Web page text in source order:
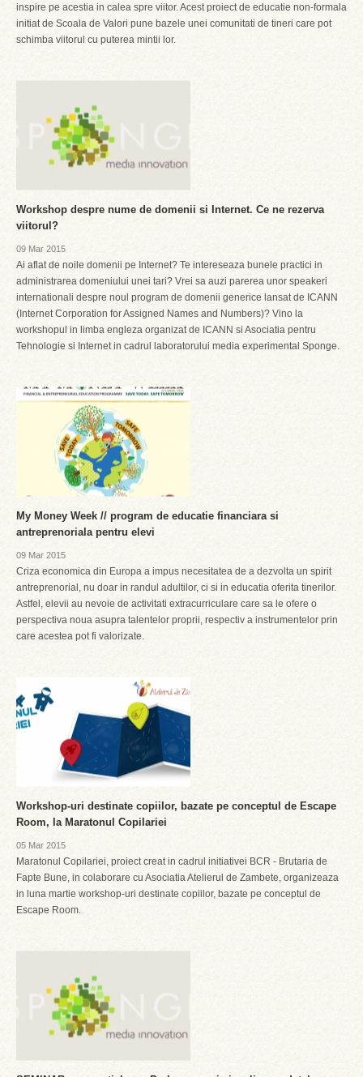
inspire pe acestia in calea spre viitor. Acest proiect de educatie non-formala
initiat de Scoala de Valori pune bazele unei comunitati de tineri care pot
schimba viitorul cu puterea mintii lor.
Workshop despre nume de domenii si Internet. Ce ne rezerva
viitorul?
09 Mar 2015
Ai aflat de noile domenii pe Internet? Te intereseaza bunele practici in
administrarea domeniului unei tari? Vrei sa auzi parerea unor speakeri
internationali despre noul program de domenii generice lansat de ICANN
(Internet Corporation for Assigned Names and Numbers)? Vino la
workshopul in limba engleza organizat de ICANN si Asociatia pentru
Tehnologie si Internet in cadrul laboratorului media experimental Sponge.
My Money Week // program de educatie financiara si
antreprenoriala pentru elevi
09 Mar 2015
Criza economica din Europa a impus necesitatea de a dezvolta un spirit
antreprenorial, nu doar in randul adultilor, ci si in educatia oferita tinerilor.
Astfel, elevii au nevoie de activitati extracurriculare care sa le ofere o
perspectiva noua asupra talentelor proprii, respectiv a instrumentelor prin
care acestea pot fi valorizate.
Workshop-uri destinate copiilor, bazate pe conceptul de Escape
Room, la Maratonul Copilariei
05 Mar 2015
Maratonul Copilariei, proiect creat in cadrul initiativei BCR - Brutaria de
Fapte Bune, in colaborare cu Asociatia Atelierul de Zambete, organizeaza
in luna martie workshop-uri destinate copiilor, bazate pe conceptul de
Escape Room.